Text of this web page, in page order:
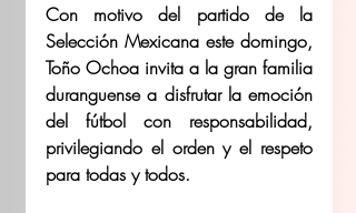
Con motivo del partido de la
Selección Mexicana este domingo,
Toño Ochoa invita a la gran familia
duranguense a disfrutar la emoción
del fútbol con responsabilidad,
privilegiando el orden y el respeto
para todas y todos.